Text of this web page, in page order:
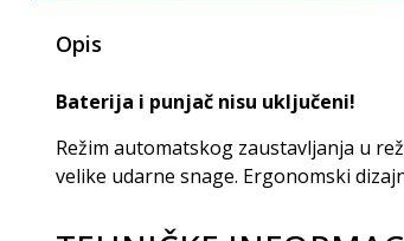
Opis
Baterija i punjač nisu uključeni!
Režim automatskog zaustavljanja u
velike udarne snage. Ergonomski